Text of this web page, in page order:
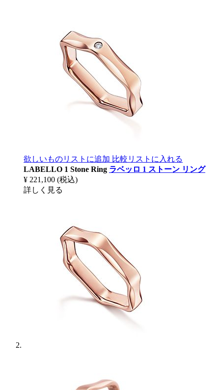
欲しいものリストに追加 比較リストに入れる
LABELLO 1 Stone Ring ラベッロ 1 ストーン リング
¥ 221,100 (税込)
詳しく見る